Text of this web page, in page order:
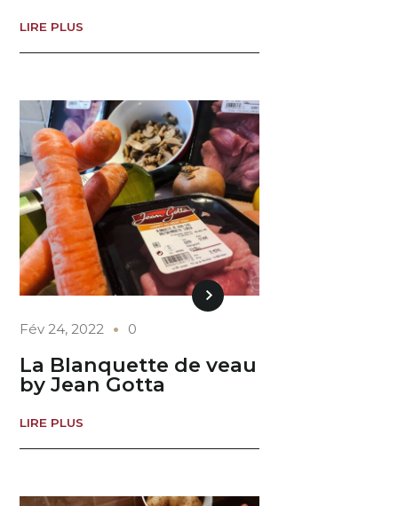
LIRE PLUS
Fév 24, 2022 0
La Blanquette de veau
by Jean Gotta
LIRE PLUS